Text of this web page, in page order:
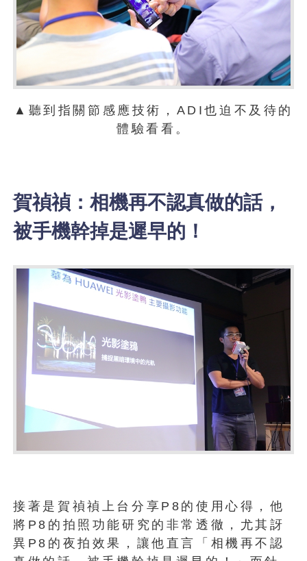
▲聽到指關節感應技術，ADI也迫不及待的
體驗看看。
賀禎禎：相機再不認真做的話，
被手機幹掉是遲早的！
接著是賀禎禎上台分享P8的使用心得，他
將P8的拍照功能研究的非常透徹，尤其訝
異P8的夜拍效果，讓他直言「相機再不認